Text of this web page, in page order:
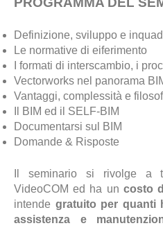
Definizione, sviluppo e
Le normative di eiferimento
I formati di interscambio, i
Vectorworks nel panorama
Vantaggi, complessità e
Il BIM ed il SELF-BIM
Documentarsi sul BIM
Domande & Risposte
Il seminario si rivolge a
VideoCOM ed ha un costo
intende gratuito per quanti
assistenza e